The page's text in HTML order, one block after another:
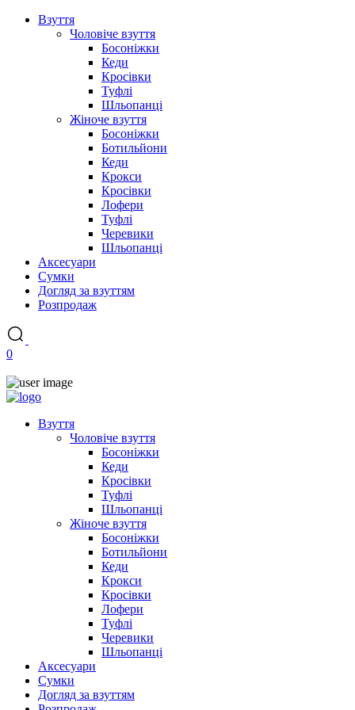
Взуття
Чоловіче взуття
Босоніжки
Кеди
Кросівки
Туфлі
Шльопанці
Жіноче взуття
Босоніжки
Ботильйони
Кеди
Крокси
Кросівки
Лофери
Туфлі
Черевики
Шльопанці
Аксесуари
Сумки
Догляд за взуттям
Розпродаж
0
Взуття
Чоловіче взуття
Босоніжки
Кеди
Кросівки
Туфлі
Шльопанці
Жіноче взуття
Босоніжки
Ботильйони
Кеди
Крокси
Кросівки
Лофери
Туфлі
Черевики
Шльопанці
Аксесуари
Сумки
Догляд за взуттям